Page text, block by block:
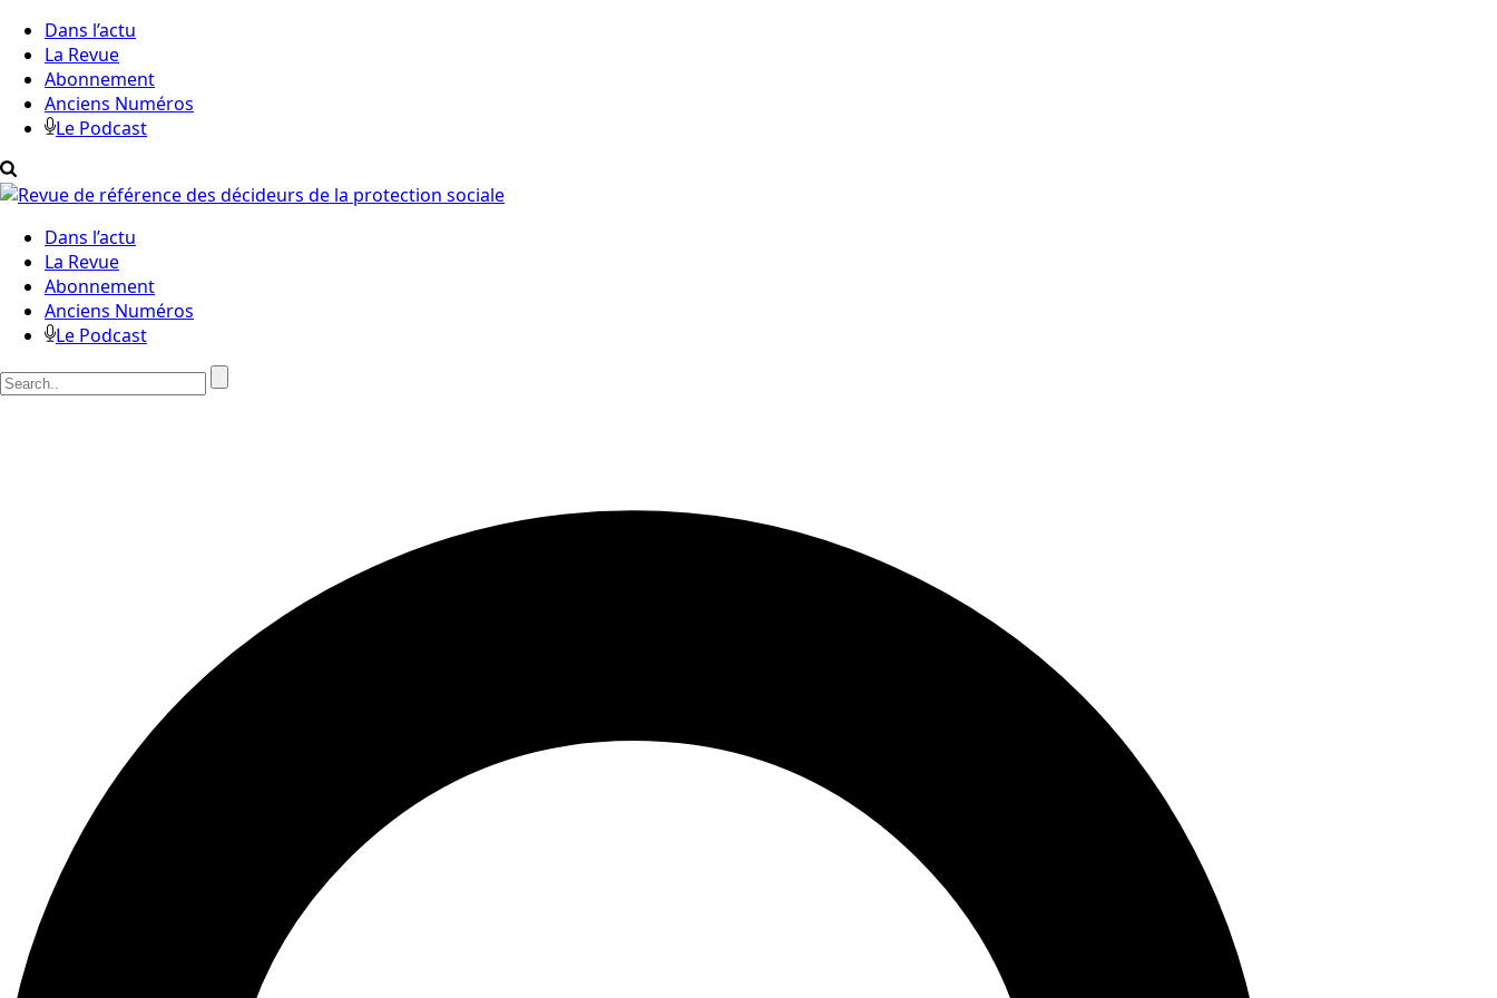
Dans l’actu
La Revue
Abonnement
Anciens Numéros
Le Podcast
Dans l’actu
La Revue
Abonnement
Anciens Numéros
Le Podcast